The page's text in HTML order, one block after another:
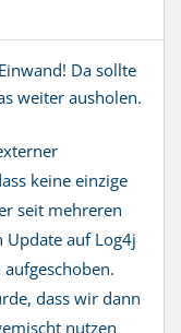
Da sollte
weiter ausholen.
keine einzige
seit mehreren
Update auf Log4j
dass wir dann
nutzen